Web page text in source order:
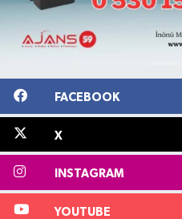
FACEBOOK
X
INSTAGRAM
YOUTUBE